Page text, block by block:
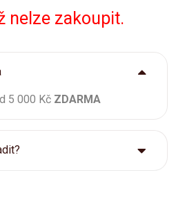
nelze zakoupit.
5 000 Kč ZDARMA